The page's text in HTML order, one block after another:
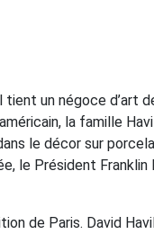
tient un négoce
la famille
le décor sur
le Président
de Paris. David